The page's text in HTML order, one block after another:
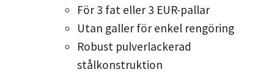
För 3 fat eller 3 EUR-pallar
Utan galler för enkel rengöring
Robust pulverlackerad
stålkonstruktion